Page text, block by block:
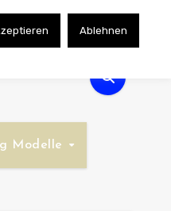
Modelle
Ablehnen